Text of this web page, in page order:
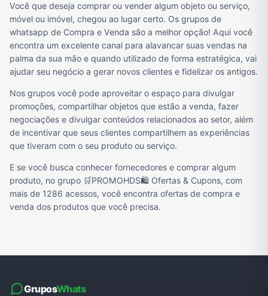
Você que deseja comprar ou vender algum objeto ou serviço,
móvel ou imóvel, chegou ao lugar certo. Os grupos de
whatsapp de Compra e Venda são a melhor opção! Aqui você
encontra um excelente canal para alavancar suas vendas na
palma da sua mão e quando utilizado de forma estratégica, vai
ajudar seu negócio a gerar novos clientes e fidelizar os antigos.
Nos grupos você pode aproveitar o espaço para divulgar
promoções, compartilhar objetos que estão a venda, fazer
negociações e divulgar conteúdos relacionados ao setor, além
de incentivar que seus clientes compartilhem as experiências
que tiveram com o seu produto ou serviço.
E se você busca conhecer fornecedores e comprar algum
produto, no grupo 🛒PROMOHDS🛍️ Ofertas & Cupons, com
mais de 1286 acessos, você encontra ofertas de compra e
venda dos produtos que você precisa.
GruposWhats